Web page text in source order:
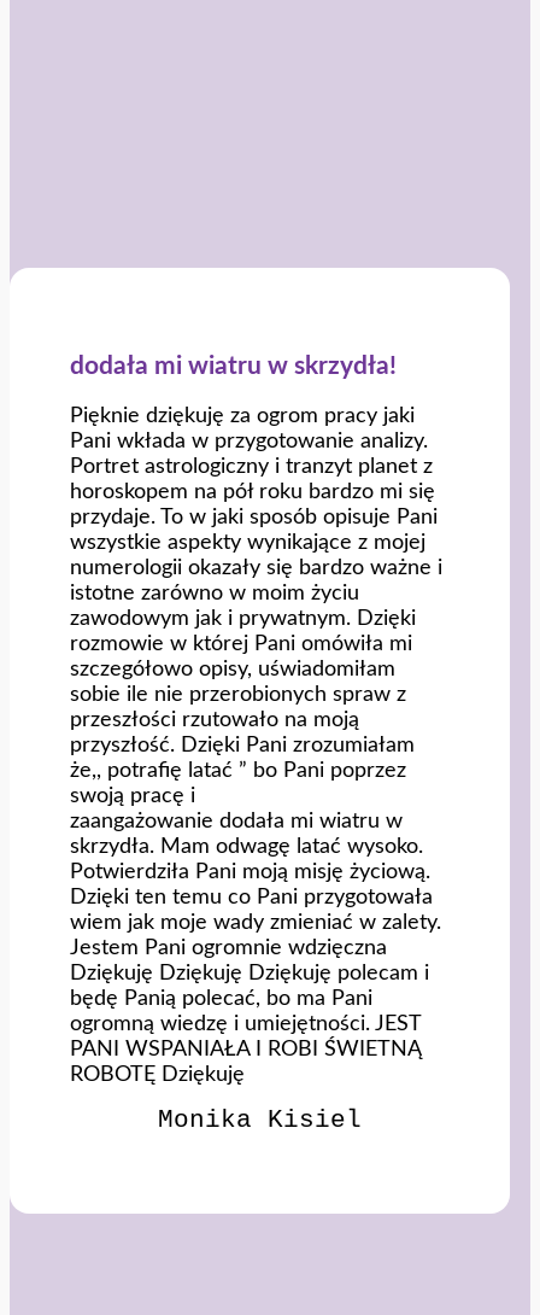
dodała mi wiatru w skrzydła!
Pięknie dziękuję za ogrom pracy jaki
Pani wkłada w przygotowanie analizy.
Portret astrologiczny i tranzyt planet z
horoskopem na pół roku bardzo mi się
przydaje. To w jaki sposób opisuje Pani
wszystkie aspekty wynikające z mojej
numerologii okazały się bardzo ważne i
istotne zarówno w moim życiu
zawodowym jak i prywatnym. Dzięki
rozmowie w której Pani omówiła mi
szczegółowo opisy, uświadomiłam
sobie ile nie przerobionych spraw z
przeszłości rzutowało na moją
przyszłość. Dzięki Pani zrozumiałam
że,, potrafię latać ” bo Pani poprzez
swoją pracę i
zaangażowanie dodała mi wiatru w
skrzydła. Mam odwagę latać wysoko.
Potwierdziła Pani moją misję życiową.
Dzięki ten temu co Pani przygotowała
wiem jak moje wady zmieniać w zalety.
Jestem Pani ogromnie wdzięczna
Dziękuję Dziękuję Dziękuję polecam i
będę Panią polecać, bo ma Pani
ogromną wiedzę i umiejętności. JEST
PANI WSPANIAŁA I ROBI ŚWIETNĄ
ROBOTĘ Dziękuję
Monika Kisiel